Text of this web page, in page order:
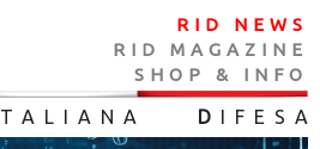
RID NEWS
RID MAGAZINE
SHOP & INFO
TALIANA D IFES A